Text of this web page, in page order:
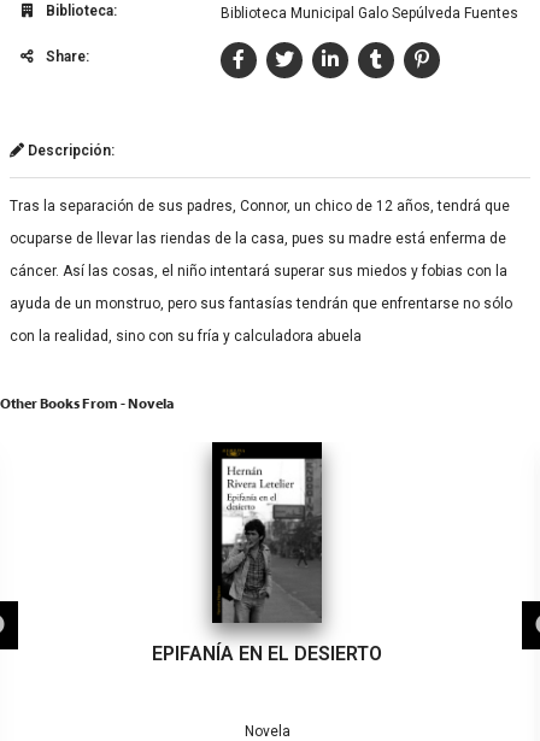
Biblioteca: Biblioteca Municipal Galo Sepúlveda Fuentes
Share:
Descripción:
Tras la separación de sus padres, Connor, un chico de 12 años, tendrá que
ocuparse de llevar las riendas de la casa, pues su madre está enferma de
cáncer. Así las cosas, el niño intentará superar sus miedos y fobias con la
ayuda de un monstruo, pero sus fantasías tendrán que enfrentarse no sólo
con la realidad, sino con su fría y calculadora abuela
Other Books From - Novela
EPIFANÍA EN EL DESIERTO
Novela